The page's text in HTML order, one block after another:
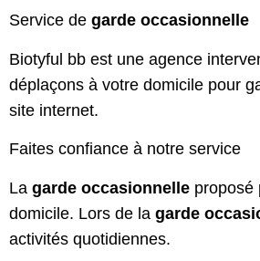
Service de garde occasionnelle
Biotyful bb est une agence
déplaçons à votre domicile pour
site internet.
Faites confiance à notre service
La garde occasionnelle proposé
domicile. Lors de la garde
activités quotidiennes.